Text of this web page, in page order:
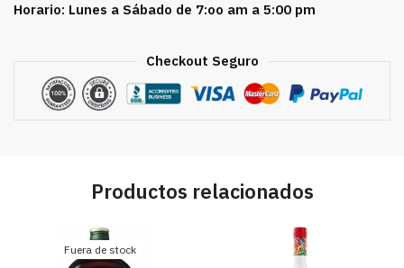
Horario: Lunes a Sábado de 7:oo am a 5:00 pm
Checkout Seguro
Productos relacionados
Fuera de stock